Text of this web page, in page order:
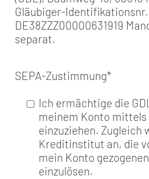
Gläubiger-
DE38ZZZ00000631919
separat.
SEPA-Zustimmung*
Ich ermächtige die
meinem Konto
einzuziehen. Zugleich
Kreditinstitut an, die
mein Konto
einzulösen.